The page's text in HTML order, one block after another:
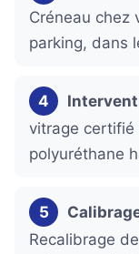
Créneau chez
parking, dans
4
vitrage certifié
polyuréthane
5
Recalibrage